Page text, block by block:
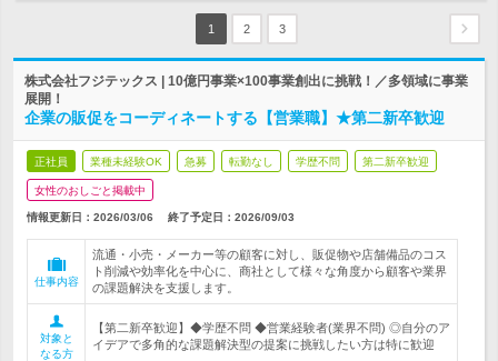
1 2 3
株式会社フジテックス | 10億円事業×100事業創出に挑戦！／多領域に事業
展開！
企業の販促をコーディネートする【営業職】★第二新卒歓迎
正社員 業種未経験OK 急募 転勤なし 学歴不問 第二新卒歓迎
女性のおしごと掲載中
情報更新日：2026/03/06 終了予定日： 2026/09/03
仕事内容
流通・小売・メーカー等の顧客に対し、販促物や店舗備品のコス
ト削減や効率化を中心に、商社として様々な角度から顧客や業界
の課題解決を支援します。
対象と
なる方
【第二新卒歓迎】◆学歴不問 ◆営業経験者(業界不問) ◎自分のア
イデアで多角的な課題解決型の提案に挑戦したい方は特に歓迎